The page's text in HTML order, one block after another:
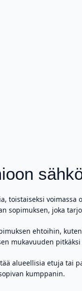
toistaiseksi
sopimuksen, joka
ehtoihin,
mukavuuden pitkäksi
alueellisia etuja tai
kumppanin.